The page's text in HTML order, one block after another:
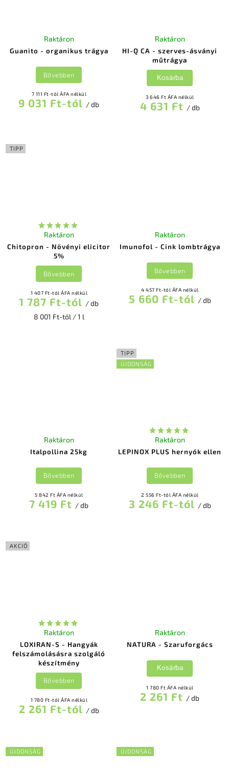
Guanito - organikus trágya
Raktáron
7 111 Ft-tól ÁFA nélkül
9 031 Ft-tól / db
Bővebben
HI-Q CA - szerves-ásványi
műtrágya
Raktáron
3 646 Ft ÁFA nélkül
4 631 Ft / db
Kosárba
TIPP
Chitopron - Növényi elicitor
5%
Raktáron
1 407 Ft-tól ÁFA nélkül
1 787 Ft-tól / db
8 001 Ft-tól / 1 l
Bővebben
Imunofol - Cink lombtrágya
Raktáron
4 457 Ft-tól ÁFA nélkül
5 660 Ft-tól / db
Bővebben
Italpollina 25kg
Raktáron
5 842 Ft ÁFA nélkül
7 419 Ft / db
Bővebben
TIPP
ÚJDONSÁG
LEPINOX PLUS hernyók ellen
Raktáron
2 556 Ft-tól ÁFA nélkül
3 246 Ft-tól / db
Bővebben
AKCIÓ
LOXIRAN-S - Hangyák
felszámolásásra szolgáló
készítmény
Raktáron
1 780 Ft-tól ÁFA nélkül
2 261 Ft-tól / db
Bővebben
NATURA - Szaruforgács
Raktáron
1 780 Ft ÁFA nélkül
2 261 Ft / db
Kosárba
ÚJDONSÁG ÚJDONSÁG